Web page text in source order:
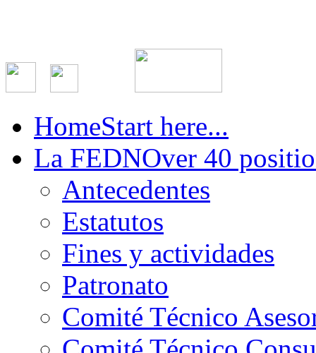
HomeStart here...
La FEDNOver 40
Antecedentes
Estatutos
Fines y actividades
Patronato
Comité Técnico